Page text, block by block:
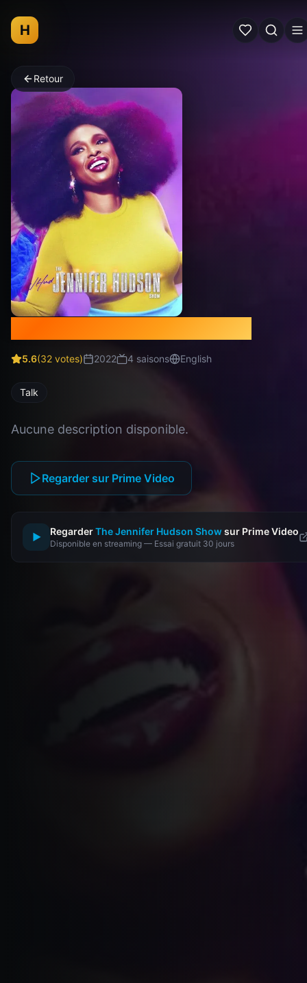
H
Retour
5.6(32 votes) 2022 4 saisons English
Talk
Aucune description disponible.
Regarder sur Prime Video
▶ RegarderThe Jennifer Hudson Showsur Prime Video
Disponible en streaming — Essai gratuit 30 jours